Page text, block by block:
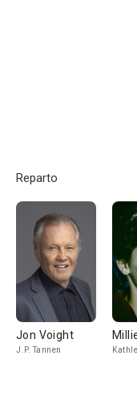
Reparto
Jon Voight
J.P. Tannen